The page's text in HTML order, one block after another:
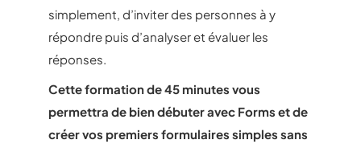
simplement, d’inviter des personnes à y
répondre puis d’analyser et évaluer les
réponses.
Cette formation de 45 minutes vous
permettra de bien débuter avec Forms et de
créer vos premiers formulaires simples sans